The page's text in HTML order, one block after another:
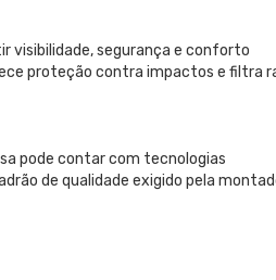
visibilidade, segurança e conforto
proteção contra impactos e filtra
pode contar com tecnologias
de qualidade exigido pela